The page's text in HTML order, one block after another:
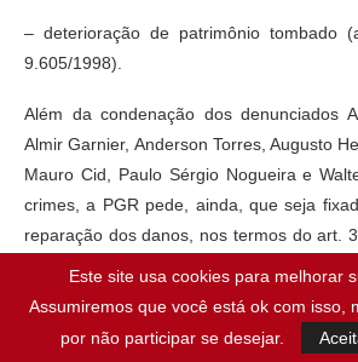
– deterioração de patrimônio tombado
9.605/1998).
Além da condenação dos denunciados
Almir Garnier, Anderson Torres, Augusto
Mauro Cid, Paulo Sérgio Nogueira e
crimes, a PGR pede, ainda, que seja
reparação dos danos, nos termos do art.
Publicado:15/07/2025
Este site usa cookies para melhorar
Assumiremos que você está ok com isso,
por não participar se desejar.